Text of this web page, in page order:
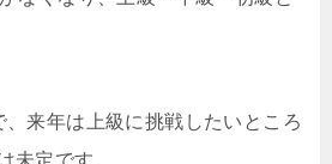
来年は上級に挑戦したいところ